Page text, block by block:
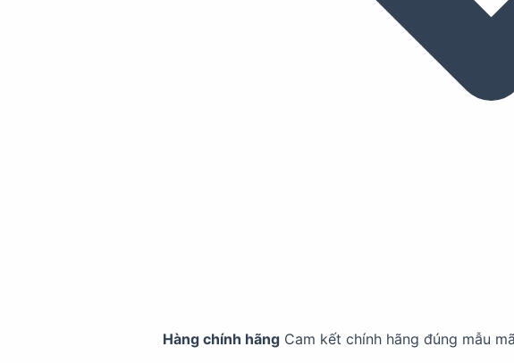
Hàng chính hãng Cam kết chính hãng đúng mẫu mã